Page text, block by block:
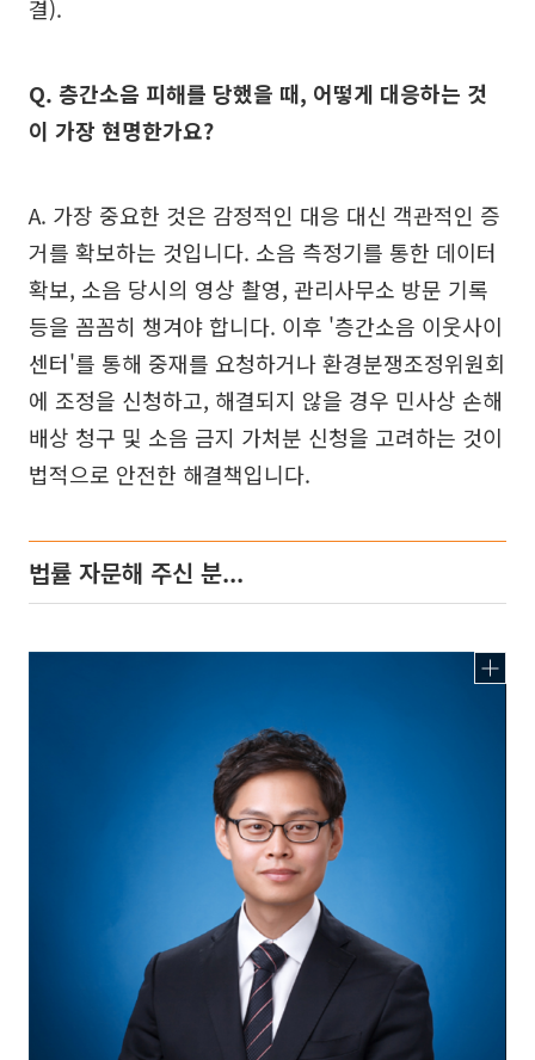
결).
Q. 층간소음 피해를 당했을 때, 어떻게 대응하는 것
이 가장 현명한가요?
A. 가장 중요한 것은 감정적인 대응 대신 객관적인 증
거를 확보하는 것입니다. 소음 측정기를 통한 데이터
확보, 소음 당시의 영상 촬영, 관리사무소 방문 기록
등을 꼼꼼히 챙겨야 합니다. 이후 '층간소음 이웃사이
센터'를 통해 중재를 요청하거나 환경분쟁조정위원회
에 조정을 신청하고, 해결되지 않을 경우 민사상 손해
배상 청구 및 소음 금지 가처분 신청을 고려하는 것이
법적으로 안전한 해결책입니다.
법률 자문해 주신 분...